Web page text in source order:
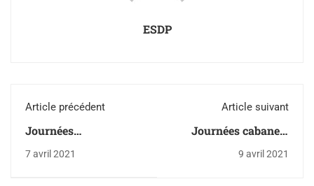
ESDP
Article précédent
Journées
pédagogiques
transformables
7 avril 2021
Article suivant
Journées cabane à
sucre
9 avril 2021